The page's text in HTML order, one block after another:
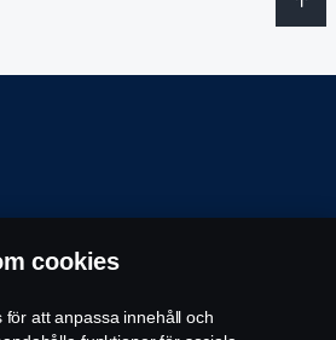
cookies
för att anpassa innehåll och